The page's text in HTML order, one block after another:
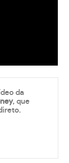
da
, que